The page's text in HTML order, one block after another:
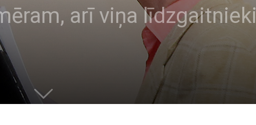
arī viņa līdzgaitnieki